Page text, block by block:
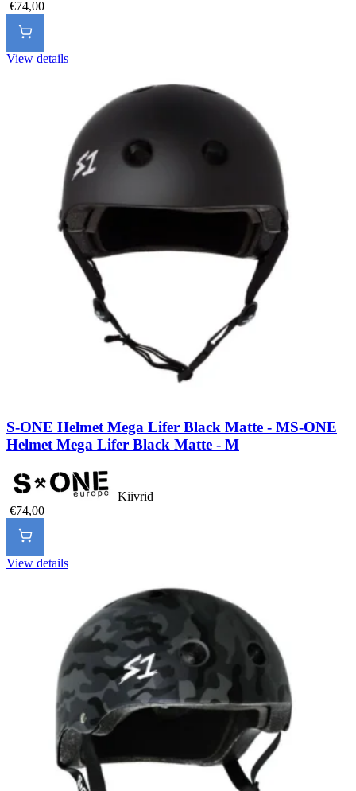
€74,00
View details
S-ONE Helmet Mega Lifer Black Matte - MS-ONE
Helmet Mega Lifer Black Matte - M
Kiivrid
€74,00
View details